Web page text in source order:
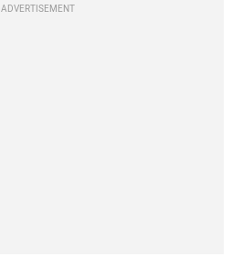
ADVERTISEMENT